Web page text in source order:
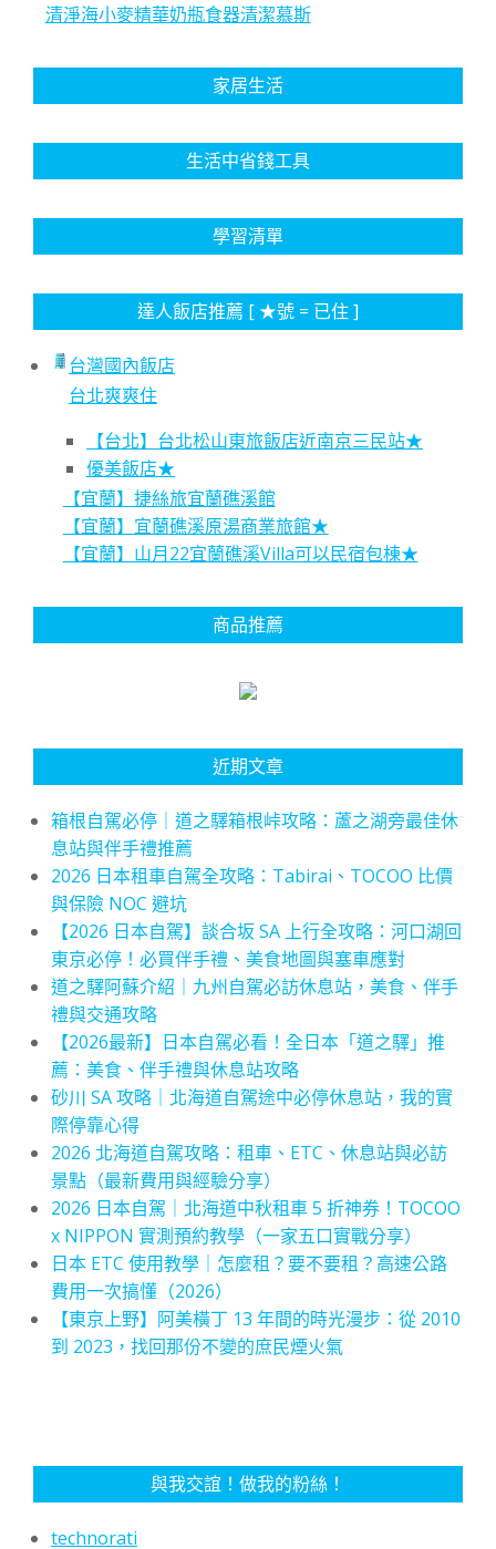
清淨海小麥精華奶瓶食器清潔慕斯
家居生活
生活中省錢工具
學習清單
達人飯店推薦 [ ★號 = 已住 ]
台灣國內飯店
台北爽爽住
【台北】台北松山東旅飯店近南京三民站★
優美飯店★
【宜蘭】捷絲旅宜蘭礁溪館
【宜蘭】宜蘭礁溪原湯商業旅館★
【宜蘭】山月22宜蘭礁溪Villa可以民宿包棟★
商品推薦
近期文章
箱根自駕必停｜道之驛箱根峠攻略：蘆之湖旁最佳休
息站與伴手禮推薦
2026 日本租車自駕全攻略：Tabirai、TOCOO 比價
與保險 NOC 避坑
【2026 日本自駕】談合坂 SA 上行全攻略：河口湖回
東京必停！必買伴手禮、美食地圖與塞車應對
道之驛阿蘇介紹｜九州自駕必訪休息站，美食、伴手
禮與交通攻略
【2026最新】日本自駕必看！全日本「道之驛」推
薦：美食、伴手禮與休息站攻略
砂川 SA 攻略｜北海道自駕途中必停休息站，我的實
際停靠心得
2026 北海道自駕攻略：租車、ETC、休息站與必訪
景點（最新費用與經驗分享）
2026 日本自駕｜北海道中秋租車 5 折神券！TOCOO
x NIPPON 實測預約教學（一家五口實戰分享）
日本 ETC 使用教學｜怎麼租？要不要租？高速公路
費用一次搞懂（2026）
【東京上野】阿美橫丁 13 年間的時光漫步：從 2010
到 2023，找回那份不變的庶民煙火氣
與我交誼！做我的粉絲！
technorati